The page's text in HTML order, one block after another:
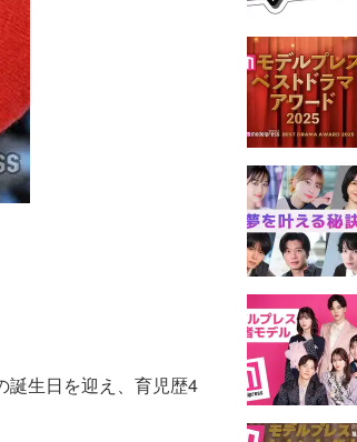
誕生日を迎え、育児歴4